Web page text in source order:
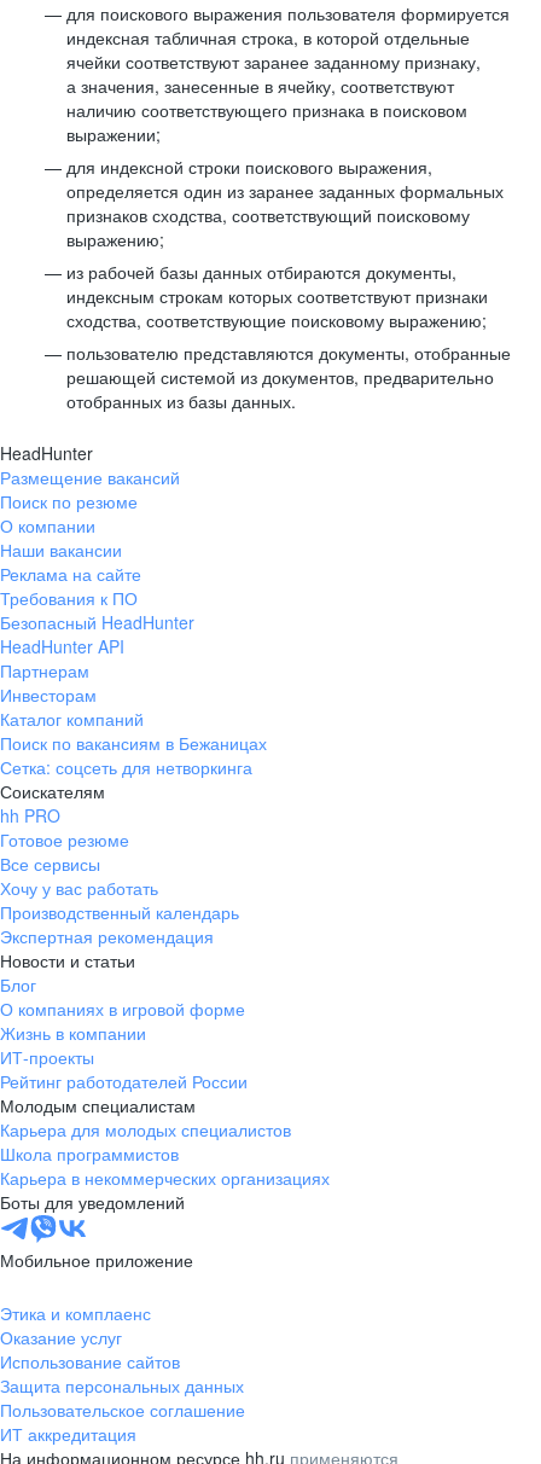
для поискового выражения пользователя формируется
индексная табличная строка, в которой отдельные
ячейки соответствуют заранее заданному признаку,
а значения, занесенные в ячейку, соответствуют
наличию соответствующего признака в поисковом
выражении;
для индексной строки поискового выражения,
определяется один из заранее заданных формальных
признаков сходства, соответствующий поисковому
выражению;
из рабочей базы данных отбираются документы,
индексным строкам которых соответствуют признаки
сходства, соответствующие поисковому выражению;
пользователю представляются документы, отобранные
решающей системой из документов, предварительно
отобранных из базы данных.
HeadHunter
Размещение вакансий
Поиск по резюме
О компании
Наши вакансии
Реклама на сайте
Требования к ПО
Безопасный HeadHunter
HeadHunter API
Партнерам
Инвесторам
Каталог компаний
Поиск по вакансиям в Бежаницах
Сетка: соцсеть для нетворкинга
Соискателям
hh PRO
Готовое резюме
Все сервисы
Хочу у вас работать
Производственный календарь
Экспертная рекомендация
Новости и статьи
Блог
О компаниях в игровой форме
Жизнь в компании
ИТ-проекты
Рейтинг работодателей России
Молодым специалистам
Карьера для молодых специалистов
Школа программистов
Карьера в некоммерческих организациях
Боты для уведомлений
Мобильное приложение
Этика и комплаенс
Оказание услуг
Использование сайтов
Защита персональных данных
Пользовательское соглашение
ИТ аккредитация
На информационном ресурсе hh.ru применяются